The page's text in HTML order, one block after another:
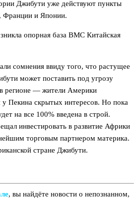
Джибути уже действуют пункты
и Японии.
опорная база ВМС Китайская
сомнения ввиду того, что растущее
может поставить под угрозу
регионе — жители Америки
у Пекина скрытых интересов. Но пока
на все 100% введена в строй.
инвестировать в развитие Африки
торговым партнером материка.
стране Джибути.
, вы найдёте новости о непознанном,